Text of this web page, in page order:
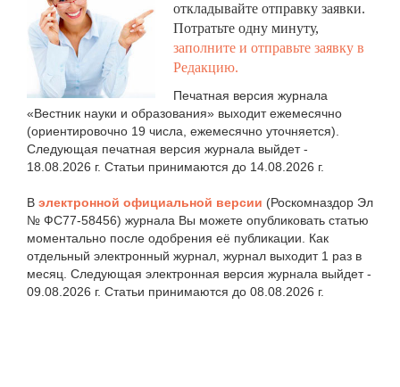
откладывайте отправку заявки.
Потратьте одну минуту,
заполните и отправьте заявку в
Редакцию.
Печатная версия журнала
«Вестник науки и образования» выходит ежемесячно
(ориентировочно 19 числа, ежемесячно уточняется).
Следующая печатная версия журнала выйдет -
18.08.2026 г. Статьи принимаются до 14.08.2026 г.
В электронной официальной версии (Роскомназдор Эл
№ ФС77-58456) журнала Вы можете опубликовать статью
моментально после одобрения её публикации. Как
отдельный электронный журнал, журнал выходит 1 раз в
месяц. Следующая электронная версия журнала выйдет -
09.08.2026 г. Статьи принимаются до 08.08.2026 г.